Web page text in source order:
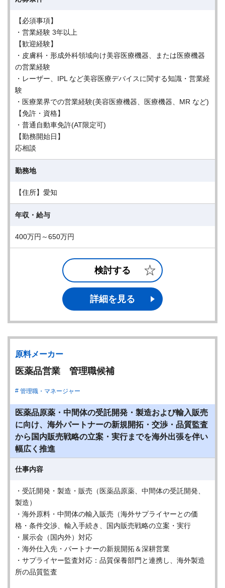
【必須事項】
・営業経験 3年以上
【歓迎経験】
・皮膚科・形成外科領域向け美容医療機器、または医療機器
の営業経験
・レーザー、IPL など美容医療デバイスに関する知識・営業経
験
・医療業界での営業経験(美容医療機器、医療機器、MR など)
【免許・資格】
・普通自動車免許(AT限定可)
【勤務開始日】
応相談
勤務地
【住所】愛知
年収・給与
400万円～650万円
検討する
詳細を見る
原料メーカー
医薬品営業 管理職候補
管理職・マネージャー
医薬品原薬・中間体の受託開発・製造および輸入販売
に向け、海外パートナーの新規開拓・交渉・品質監査
から国内販売戦略の立案・実行までを海外出張を伴い
幅広く推進
仕事内容
・受託開発・製造・販売（医薬品原薬、中間体の受託開発、
製造）
・海外原料・中間体の輸入販売（海外サプライヤーとの価
格・条件交渉、輸入手続き、国内販売戦略の立案・実行
・展示会（国内外）対応
・海外仕入先・パートナーの新規開拓＆深耕営業
・サプライヤー監査対応：品質保養部門と連携し、海外製造
所の品質監査